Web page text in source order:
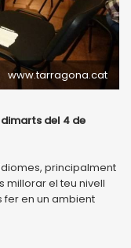
www.tarragona.cat
del 4 de
principalment
millorar el teu nivell
fer en un ambient